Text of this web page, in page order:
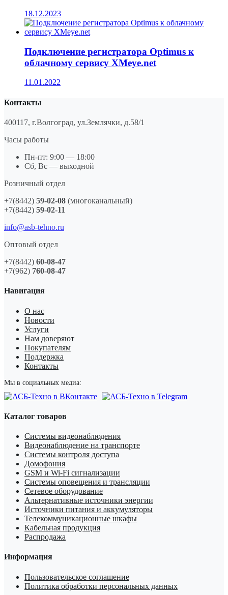
18.12.2023
Подключение регистратора Optimus к
облачному сервису XMeye.net
11.01.2022
Контакты
400117, г.Волгоград, ул.Землячки, д.58/1
Часы работы
Пн-пт: 9:00 — 18:00
Сб, Вс — выходной
Розничный отдел
+7(8442) 59-02-08 (многоканальный)
+7(8442) 59-02-11
info@asb-tehno.ru
Оптовый отдел
+7(8442) 60-08-47
+7(962) 760-08-47
Навигация
О нас
Новости
Услуги
Нам доверяют
Покупателям
Поддержка
Контакты
Мы в социальных медиа:
Каталог товаров
Системы видеонаблюдения
Видеонаблюдение на транспорте
Системы контроля доступа
Домофония
GSM и Wi-Fi сигнализации
Системы оповещения и трансляции
Сетевое оборудование
Альтернативные источники энергии
Источники питания и аккумуляторы
Телекоммуникационные шкафы
Кабельная продукция
Распродажа
Информация
Пользовательское соглашение
Политика обработки персональных данных